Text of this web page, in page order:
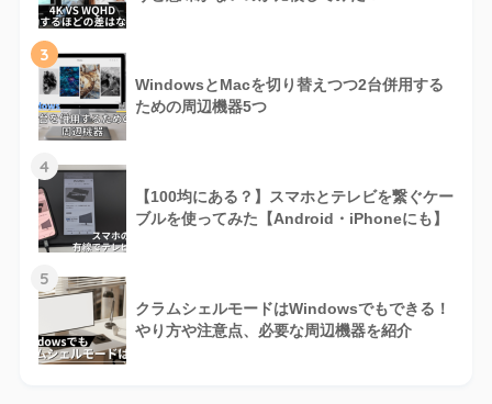
3
WindowsとMacを切り替えつつ2台併用する
ための周辺機器5つ
4
【100均にある？】スマホとテレビを繋ぐケー
ブルを使ってみた【Android・iPhoneにも】
5
クラムシェルモードはWindowsでもできる！
やり方や注意点、必要な周辺機器を紹介